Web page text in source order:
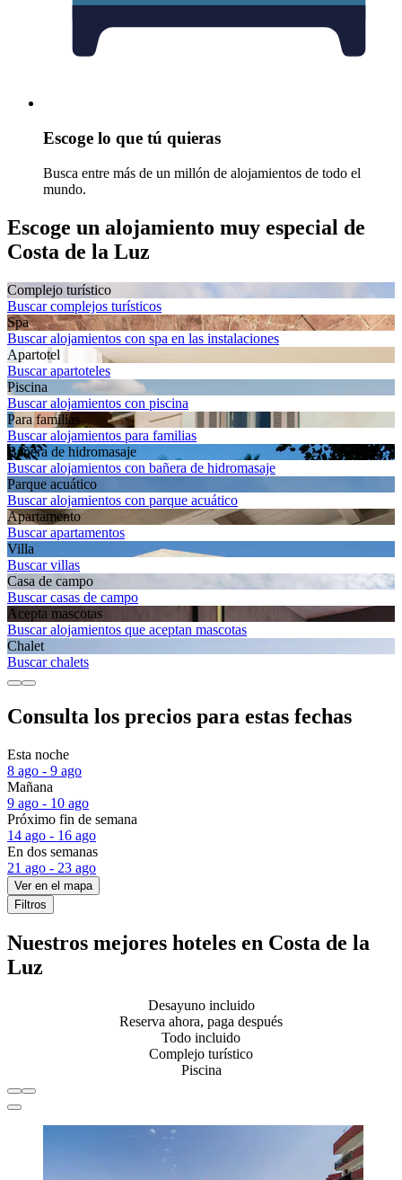
Escoge lo que tú quieras
Busca entre más de un millón de alojamientos de todo el
mundo.
Escoge un alojamiento muy especial de
Costa de la Luz
Complejo turístico
Buscar complejos turísticos
Spa
Buscar alojamientos con spa en las instalaciones
Apartotel
Buscar apartoteles
Piscina
Buscar alojamientos con piscina
Para familias
Buscar alojamientos para familias
Bañera de hidromasaje
Buscar alojamientos con bañera de hidromasaje
Parque acuático
Buscar alojamientos con parque acuático
Apartamento
Buscar apartamentos
Villa
Buscar villas
Casa de campo
Buscar casas de campo
Acepta mascotas
Buscar alojamientos que aceptan mascotas
Chalet
Buscar chalets
Consulta los precios para estas fechas
Esta noche
8 ago - 9 ago
Mañana
9 ago - 10 ago
Próximo fin de semana
14 ago - 16 ago
En dos semanas
21 ago - 23 ago
Ver en el mapa
Filtros
Nuestros mejores hoteles en Costa de la
Luz
Desayuno incluido
Reserva ahora, paga después
Todo incluido
Complejo turístico
Piscina